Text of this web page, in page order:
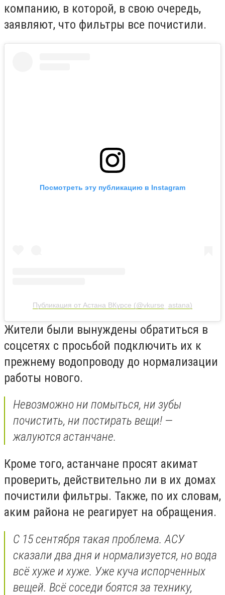
компанию, в которой, в свою очередь,
заявляют, что фильтры все почистили.
Посмотреть эту публикацию в Instagram
Публикация от Астана ВКурсе (@vkurse_astana)
Жители были вынуждены обратиться в
соцсетях с просьбой подключить их к
прежнему водопроводу до нормализации
работы нового.
Невозможно ни помыться, ни зубы
почистить, ни постирать вещи! —
жалуются астанчане.
Кроме того, астанчане просят акимат
проверить, действительно ли в их домах
почистили фильтры. Также, по их словам,
аким района не реагирует на обращения.
С 15 сентября такая проблема. АСУ
сказали два дня и нормализуется, но вода
всё хуже и хуже. Уже куча испорченных
вещей. Всё соседи боятся за технику,